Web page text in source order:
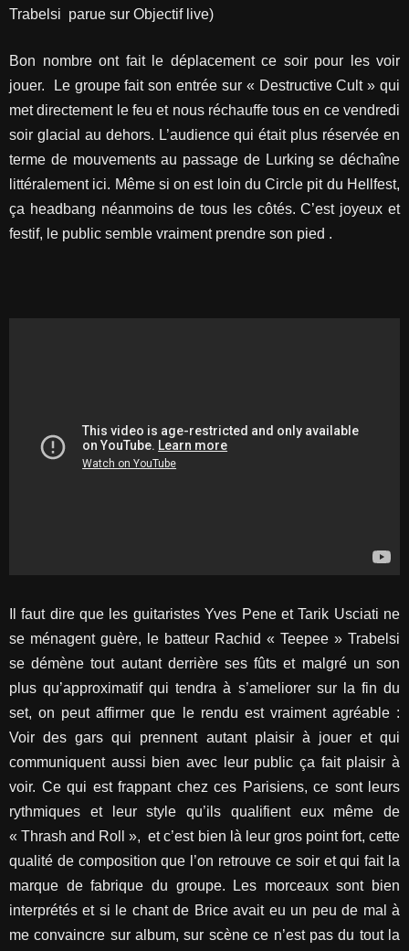
Trabelsi parue sur Objectif live)
Bon nombre ont fait le déplacement ce soir pour les voir
jouer. Le groupe fait son entrée sur « Destructive Cult » qui
met directement le feu et nous réchauffe tous en ce vendredi
soir glacial au dehors. L’audience qui était plus réservée en
terme de mouvements au passage de Lurking se déchaîne
littéralement ici. Même si on est loin du Circle pit du Hellfest,
ça headbang néanmoins de tous les côtés. C’est joyeux et
festif, le public semble vraiment prendre son pied .
Il faut dire que les guitaristes Yves Pene et Tarik Usciati ne
se ménagent guère, le batteur Rachid « Teepee » Trabelsi
se démène tout autant derrière ses fûts et malgré un son
plus qu’approximatif qui tendra à s’ameliorer sur la fin du
set, on peut affirmer que le rendu est vraiment agréable :
Voir des gars qui prennent autant plaisir à jouer et qui
communiquent aussi bien avec leur public ça fait plaisir à
voir. Ce qui est frappant chez ces Parisiens, ce sont leurs
rythmiques et leur style qu’ils qualifient eux même de
« Thrash and Roll », et c’est bien là leur gros point fort, cette
qualité de composition que l’on retrouve ce soir et qui fait la
marque de fabrique du groupe. Les morceaux sont bien
interprétés et si le chant de Brice avait eu un peu de mal à
me convaincre sur album, sur scène ce n’est pas du tout la